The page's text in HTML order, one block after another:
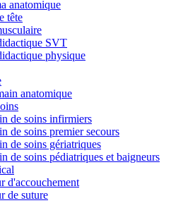
anatomique
tête
SVT
physique
anatomique
de soins infirmiers
de soins premier secours
de soins gériatriques
de soins pédiatriques et baigneurs
d'accouchement
de suture